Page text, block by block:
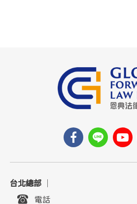
台北總部 ｜
電話